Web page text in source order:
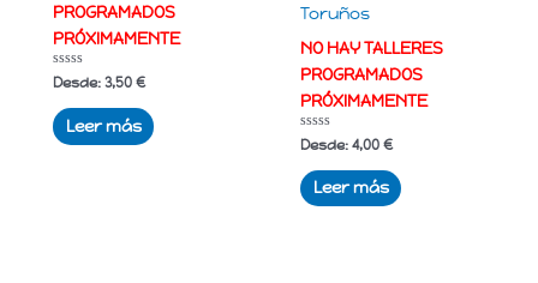
PROGRAMADOS
PRÓXIMAMENTE
Valorado
con
de
5
Desde:3,50€
Leer más
Toruños
NO HAY TALLERES
PROGRAMADOS
PRÓXIMAMENTE
Valorado
con
de
5
Desde:4,00€
Leer más